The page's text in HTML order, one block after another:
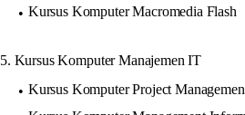
Kursus Komputer Macromedia Flash
5. Kursus Komputer Manajemen IT
Kursus Komputer Project